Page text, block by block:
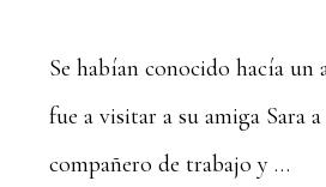
Se habían conocido hacía un
fue a visitar a su amiga Sara
compañero de trabajo y …